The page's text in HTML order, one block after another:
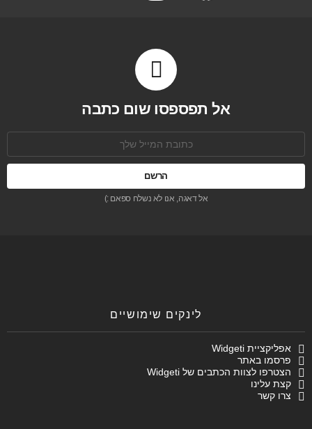
אל תפספסו שום כתבה
אל דאגה, אנו לא נשלח ספאם :)
לינקים שימושיים
אפליקציית Widgeti
פרסמו באתר
הצטרפו לצוות הכתבים של Widgeti
קצת עלינו
צרו קשר